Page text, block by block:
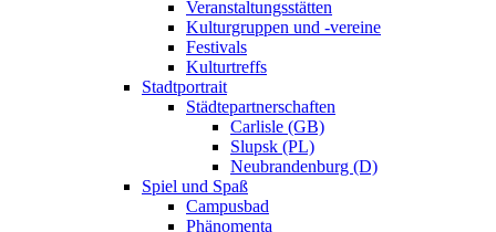
Veranstaltungsstätten
Kulturgruppen und -vereine
Festivals
Kulturtreffs
Stadtportrait
Städtepartnerschaften
Carlisle (GB)
Slupsk (PL)
Neubrandenburg (D)
Spiel und Spaß
Campusbad
Phänomenta